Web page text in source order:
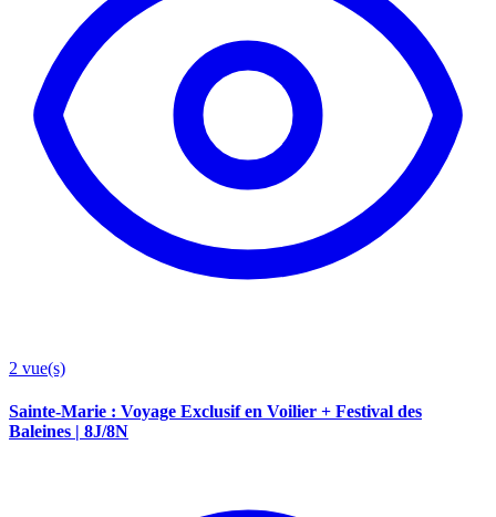
2 vue(s)
Sainte-Marie : Voyage Exclusif en Voilier + Festival des
Baleines | 8J/8N